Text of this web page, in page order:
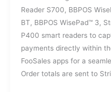
Reader S700, BBPOS
BT, BBPOS WisePad™ 3,
P400 smart readers to
payments directly within
FooSales apps for a
Order totals are sent to